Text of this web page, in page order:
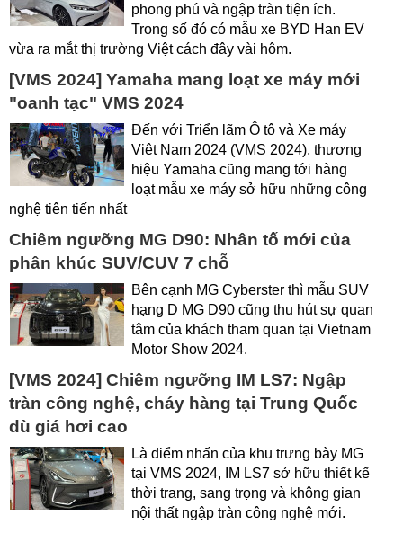
phong phú và ngập tràn tiện ích.
Trong số đó có mẫu xe BYD Han EV
vừa ra mắt thị trường Việt cách đây vài hôm.
[VMS 2024] Yamaha mang loạt xe máy mới
"oanh tạc" VMS 2024
Đến với Triển lãm Ô tô và Xe máy
Việt Nam 2024 (VMS 2024), thương
hiệu Yamaha cũng mang tới hàng
loạt mẫu xe máy sở hữu những công
nghệ tiên tiến nhất
Chiêm ngưỡng MG D90: Nhân tố mới của
phân khúc SUV/CUV 7 chỗ
Bên cạnh MG Cyberster thì mẫu SUV
hạng D MG D90 cũng thu hút sự quan
tâm của khách tham quan tại Vietnam
Motor Show 2024.
[VMS 2024] Chiêm ngưỡng IM LS7: Ngập
tràn công nghệ, cháy hàng tại Trung Quốc
dù giá hơi cao
Là điểm nhấn của khu trưng bày MG
tại VMS 2024, IM LS7 sở hữu thiết kế
thời trang, sang trọng và không gian
nội thất ngập tràn công nghệ mới.